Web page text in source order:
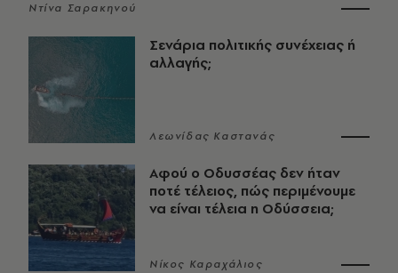
Ντίνα Σαρακηνού
Σενάρια πολιτικής συνέχειας ή
αλλαγής;
Λεωνίδας Καστανάς
Αφού ο Οδυσσέας δεν ήταν
ποτέ τέλειος, πώς περιμένουμε
να είναι τέλεια η Οδύσσεια;
Νίκος Καραχάλιος